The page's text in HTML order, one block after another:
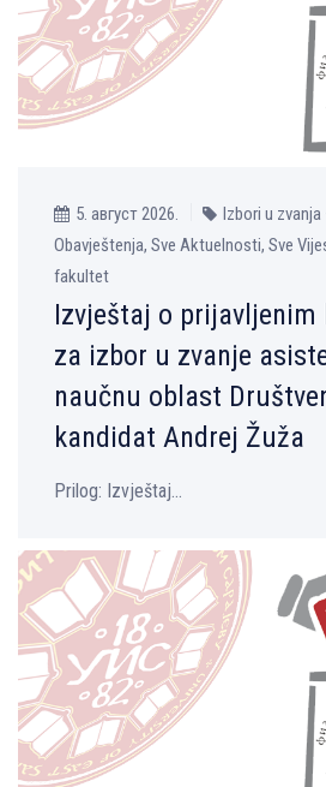
5. август 2026.
Izbori u
Obavještenja, Sve Aktuelnosti, Sve
fakultet
Izvještaj o
za izbor u zvanje
naučnu oblast
kandidat Andrej Žuža
Prilog: Izvještaj...